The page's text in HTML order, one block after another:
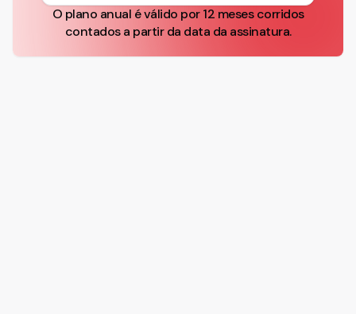
O plano anual é válido por 12 meses corridos
contados a partir da data da assinatura.